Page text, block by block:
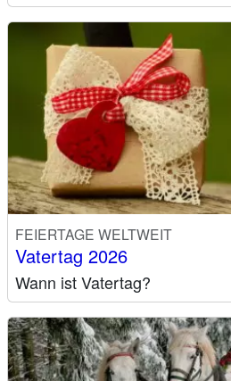
FEIERTAGE WELTWEIT
Vatertag 2026
Wann ist Vatertag?